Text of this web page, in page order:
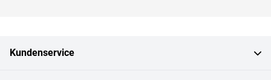
Kundenservice